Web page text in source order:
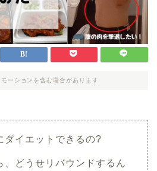
ーションを含む場合があります
ダイエットできるの?
、どうせリバウンドするん